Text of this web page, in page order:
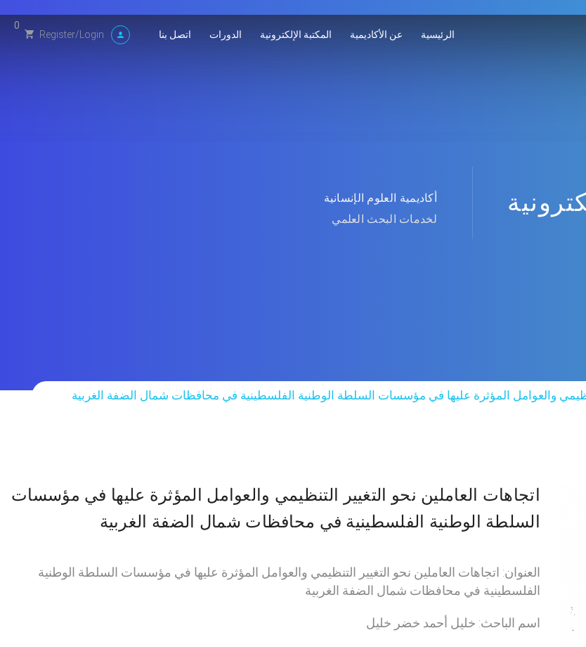
الرئيسية عن الأكاديمية المكتبة الإلكترونية الدورات اتصل بنا Register/Login
0
أكاديمية العلوم الإنسانية
لخدمات البحث العلمي
والعوامل المؤثرة عليها في مؤسسات السلطة الوطنية الفلسطينية في محافظات شمال الضفة الغربية
اتجاهات العاملين نحو التغيير التنظيمي والعوامل المؤثرة عليها في مؤسسات
السلطة الوطنية الفلسطينية في محافظات شمال الضفة الغربية
العنوان: اتجاهات العاملين نحو التغيير التنظيمي والعوامل المؤثرة عليها في مؤسسات السلطة الوطنية
الفلسطينية في محافظات شمال الضفة الغربية
اسم الباحث: خليل أحمد خضر خليل